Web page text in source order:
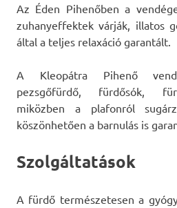
Az Éden Pihenőben a
zuhanyeffektek várják, illatos
által a teljes relaxáció garantált.
A Kleopátra Pihenő
pezsgőfürdő, fürdősók,
miközben a plafonról
köszönhetően a barnulás is
Szolgáltatások
A fürdő természetesen a